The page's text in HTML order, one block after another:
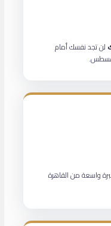
لن تجد نفسك أمام
واسعة من القاهرة